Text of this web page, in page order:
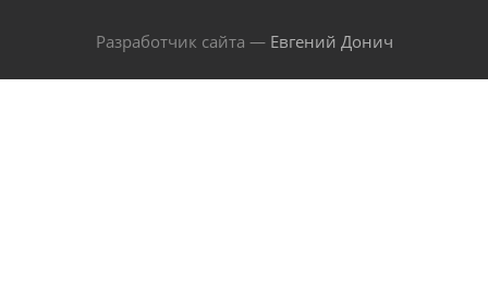
Разработчик сайта — Евгений Донич